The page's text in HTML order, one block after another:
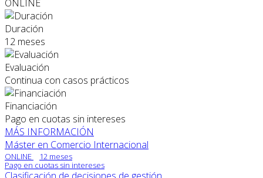
ONLINE
Duración
12 meses
Evaluación
Continua con casos prácticos
Financiación
Pago en cuotas sin intereses
MÁS INFORMACIÓN
Máster en Comercio Internacional
ONLINE
12 meses
Pago en cuotas sin intereses